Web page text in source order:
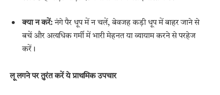
क्या न करें: नंगे पैर धूप में न चलें, बेवजह कड़ी धूप में बाहर जाने से
बचें और अत्यधिक गर्मी में भारी मेहनत या व्यायाम करने से परहेज
करें।
लू लगने पर तुरंत करें ये प्राथमिक उपचार